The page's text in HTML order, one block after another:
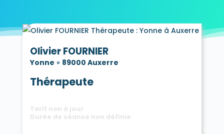
Olivier FOURNIER
Yonne » 89000 Auxerre
Thérapeute
Tarif non à jour
Durée de séance non définie